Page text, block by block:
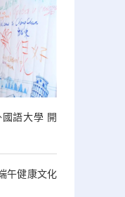
語大學 開
午健康文化